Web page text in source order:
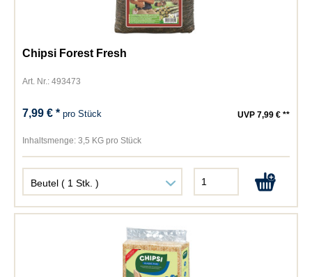
Chipsi Forest Fresh
Art. Nr.: 493473
7,99 € *pro Stück UVP 7,99 € **
Inhaltsmenge: 3,5 KG pro Stück